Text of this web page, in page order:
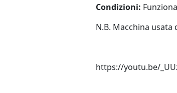
Condizioni:
N.B. Macchina
https://youtu.be/